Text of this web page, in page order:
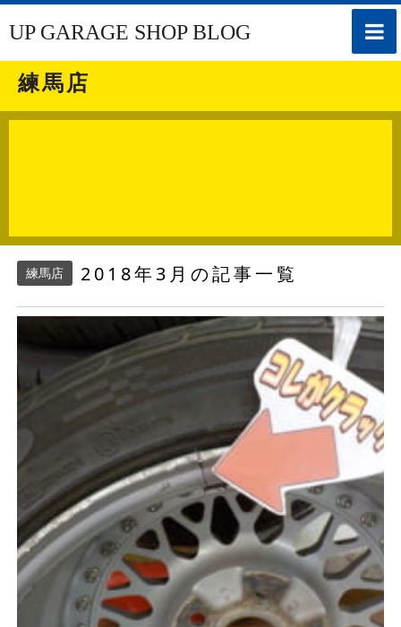
toggle
UP GARAGE SHOP BLOG
練馬店
練馬店 2018年3月の記事一覧